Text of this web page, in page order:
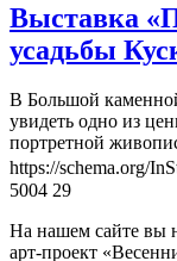
Выставка
усадьбы
В Большой
увидеть одно из
портретной
https://schema.org/
5004 29
На нашем сайте вы
арт-проект